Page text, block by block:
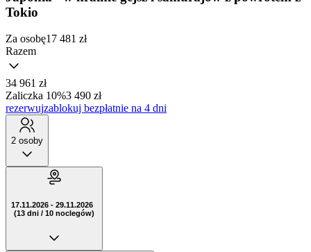
Tokio
Za osobę17 481 zł
Razem
34 961 zł
Zaliczka 10%3 490 zł
rezerwujzablokuj bezpłatnie na 4 dni
2 osoby
17.11.2026 - 29.11.2026
(13 dni / 10 noclegów)